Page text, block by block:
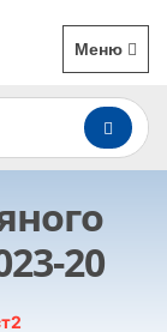
Меню
20